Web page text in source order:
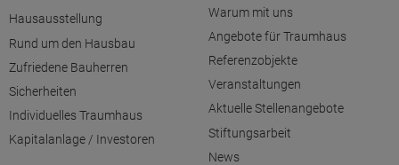
Hausausstellung
Rund um den Hausbau
Zufriedene Bauherren
Sicherheiten
Individuelles Traumhaus
Kapitalanlage / Investoren
Warum mit uns
Angebote für Traumhaus
Referenzobjekte
Veranstaltungen
Aktuelle Stellenangebote
Stiftungsarbeit
News